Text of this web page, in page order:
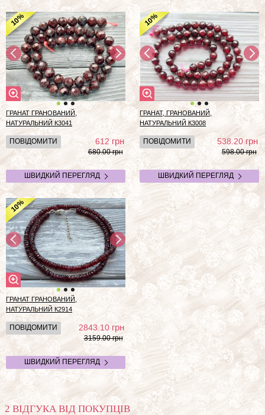
10%
ГРАНАТ ГРАНОВАНИЙ,
НАТУРАЛЬНИЙ К3041
ПОВІДОМИТИ 612грн
680.00 грн
ШВИДКИЙ ПЕРЕГЛЯД
10%
ГРАНАТ, ГРАНОВАНИЙ,
НАТУРАЛЬНИЙ К3008
ПОВІДОМИТИ 538.20грн
598.00 грн
ШВИДКИЙ ПЕРЕГЛЯД
10%
ГРАНАТ ГРАНОВАНИЙ,
НАТУРАЛЬНИЙК2914
ПОВІДОМИТИ 2843.10грн
3159.00 грн
ШВИДКИЙ ПЕРЕГЛЯД
2 ВІДГУКА ВІД ПОКУПЦІВ